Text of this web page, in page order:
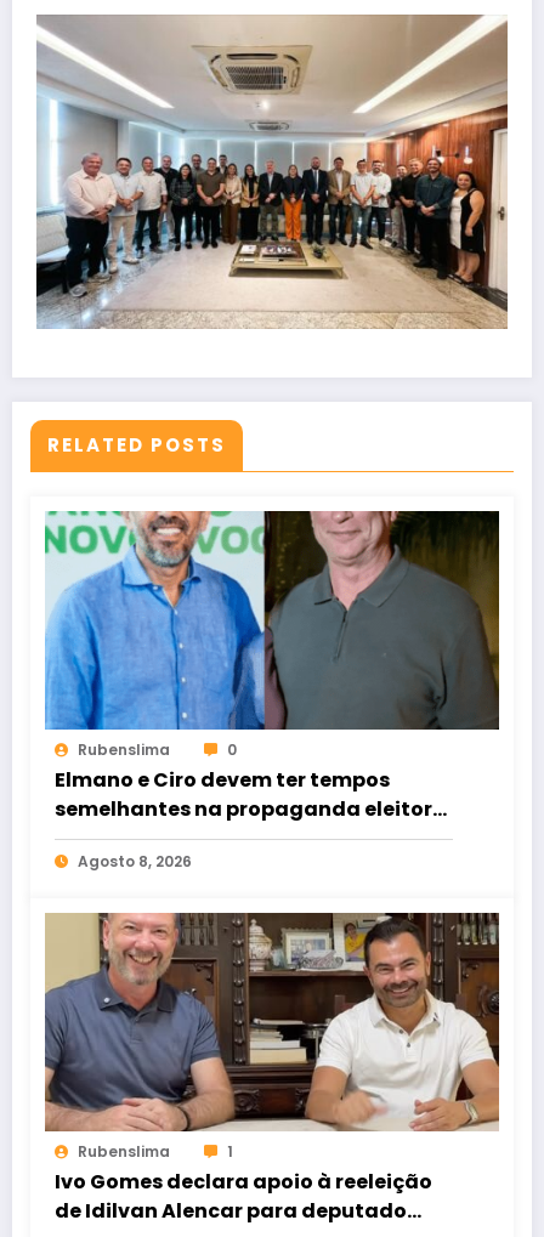
RELATED POSTS
Rubenslima 0
Elmano e Ciro devem ter tempos
semelhantes na propaganda eleitoral
de rádio e TV
Agosto 8, 2026
Rubenslima 1
Ivo Gomes declara apoio à reeleição
de Idilvan Alencar para deputado